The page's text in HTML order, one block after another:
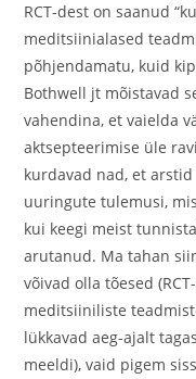
RCT-dest on saanud
meditsiinialased
põhjendamatu, kuid
Bothwell jt mõistavad
vahendina, et vaielda
aktsepteerimise üle
kurdavad nad, et
uuringute tulemusi,
kui keegi meist
arutanud. Ma tahan
võivad olla tõesed
meditsiiniliste
lükkavad aeg-ajalt
meeldi), vaid pigem